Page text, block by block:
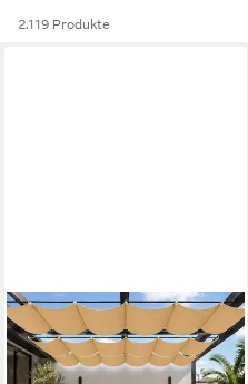
2.119 Produkte